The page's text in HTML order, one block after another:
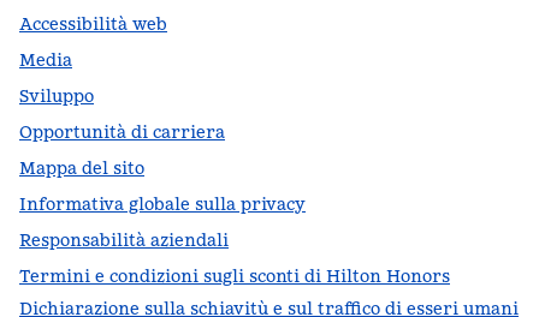
Accessibilità web
Media
Sviluppo
Opportunità di carriera
Mappa del sito
Informativa globale sulla privacy
Responsabilità aziendali
Termini e condizioni sugli sconti di Hilton Honors
Dichiarazione sulla schiavitù e sul traffico di esseri umani